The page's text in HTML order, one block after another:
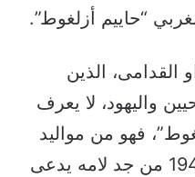
“حاييم أزلغوط”.
القدامى، الذين
واليهود، لا يعرف
فهو من مواليد
مدينة الصويرة في سنة 1948 من جد لامه يدعى